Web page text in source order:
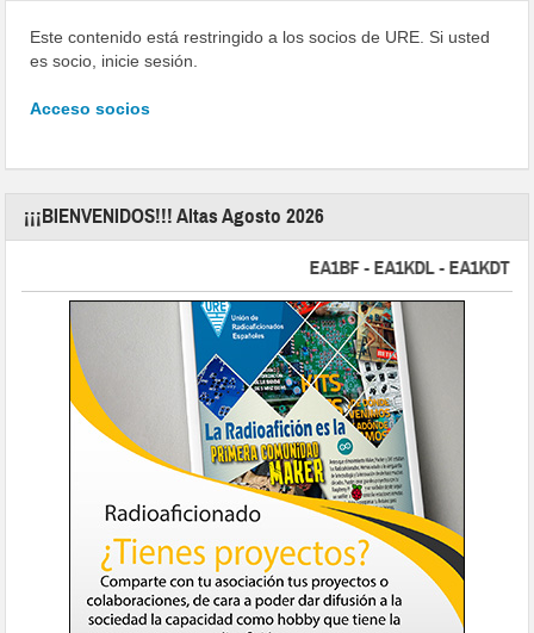
Este contenido está restringido a los socios de URE. Si usted
es socio, inicie sesión.
Acceso socios
¡¡¡BIENVENIDOS!!! Altas Agosto 2026
EA1BF - EA1KDL - EA1KDT -